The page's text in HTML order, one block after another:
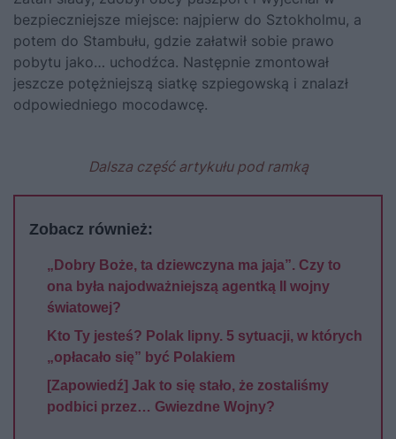
bezpieczniejsze miejsce: najpierw do Sztokholmu, a
potem do Stambułu, gdzie załatwił sobie prawo
pobytu jako… uchodźca. Następnie zmontował
jeszcze potężniejszą siatkę szpiegowską i znalazł
odpowiedniego mocodawcę.
Dalsza część artykułu pod ramką
Zobacz również:
„Dobry Boże, ta dziewczyna ma jaja”. Czy to
ona była najodważniejszą agentką II wojny
światowej?
Kto Ty jesteś? Polak lipny. 5 sytuacji, w których
„opłacało się” być Polakiem
[Zapowiedź] Jak to się stało, że zostaliśmy
podbici przez… Gwiezdne Wojny?